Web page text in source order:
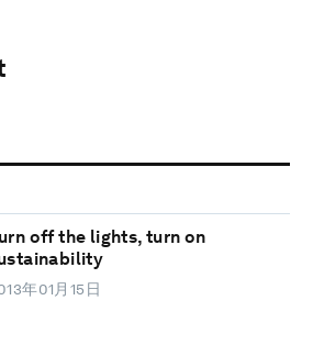
off the lights, turn on
年01月15日